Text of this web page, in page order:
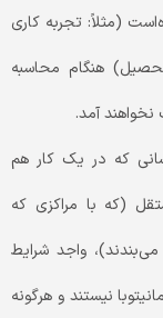
(مثلاً: تجربه کاری
هنگام محاسبه
آمد.
که در یک کار هم
(که با مراکزی که
می‌بندند)، واجد شرایط
نیستند و هرگونه